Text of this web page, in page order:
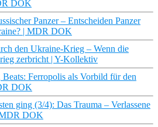
DOK
Panzer – Entscheiden Panzer
| MDR DOK
den Ukraine-Krieg – Wenn die
zerbricht | Y-Kollektiv
Ferropolis als Vorbild für den
DOK
ging (3/4): Das Trauma – Verlassene
DOK